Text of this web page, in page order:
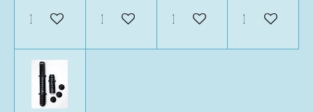
In den WarenkorbIn den WarenkorbIn den Warenkorb
In den